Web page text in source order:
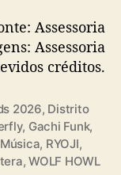
Assessoria
Assessoria
créditos.
2026, Distrito
, Gachi Funk,
Música, RYOJI,
tera,WOLF HOWL